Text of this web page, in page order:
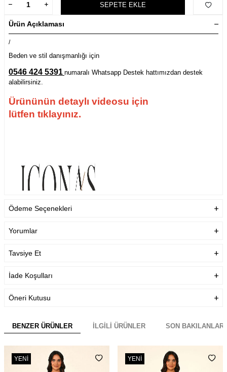
SEPETE EKLE
Ürün Açıklaması
/
Beden ve stil danışmanlığı için
0546 424 5391 numaralı Whatsapp Destek hattımızdan destek
alabilirsiniz.
Ürününün detaylı videosu için
lütfen tıklayınız.
Ödeme Seçenekleri
Yorumlar
Tavsiye Et
İade Koşulları
Öneri Kutusu
BENZER ÜRÜNLER İLGILI ÜRÜNLER SON BAKILANLAR
YENI YENI